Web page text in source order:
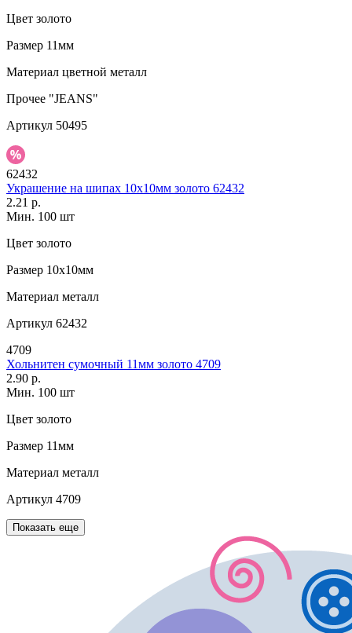
Цвет золото
Размер 11мм
Материал цветной металл
Прочее "JEANS"
Артикул 50495
62432
Украшение на шипах 10х10мм золото 62432
2.21 р.
Мин. 100 шт
Цвет золото
Размер 10х10мм
Материал металл
Артикул 62432
4709
Хольнитен сумочный 11мм золото 4709
2.90 р.
Мин. 100 шт
Цвет золото
Размер 11мм
Материал металл
Артикул 4709
Показать еще